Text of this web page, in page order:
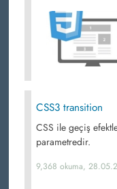
CSS3 transition
CSS ile geçiş
parametredir.
9,368 okuma,